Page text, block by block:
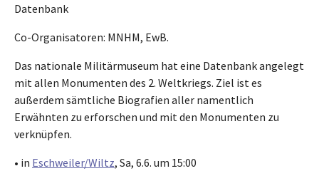
Datenbank
Co-Organisatoren: MNHM, EwB.
Das nationale Militärmuseum hat eine Datenbank angelegt
mit allen Monumenten des 2. Weltkriegs. Ziel ist es
außerdem sämtliche Biografien aller namentlich
Erwähnten zu erforschen und mit den Monumenten zu
verknüpfen.
• in Eschweiler/Wiltz, Sa, 6.6. um 15:00